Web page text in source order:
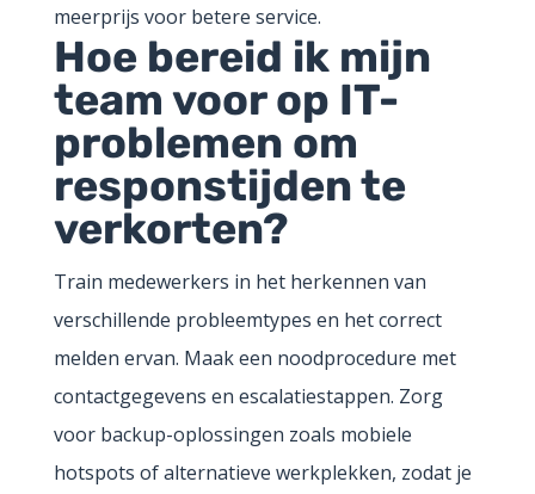
meerprijs voor betere service.
Hoe bereid ik mijn
team voor op IT-
problemen om
responstijden te
verkorten?
Train medewerkers in het herkennen van
verschillende probleemtypes en het correct
melden ervan. Maak een noodprocedure met
contactgegevens en escalatiestappen. Zorg
voor backup-oplossingen zoals mobiele
hotspots of alternatieve werkplekken, zodat je